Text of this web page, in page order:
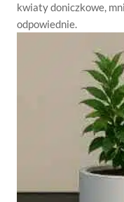
kwiaty doniczkowe,
odpowiednie.